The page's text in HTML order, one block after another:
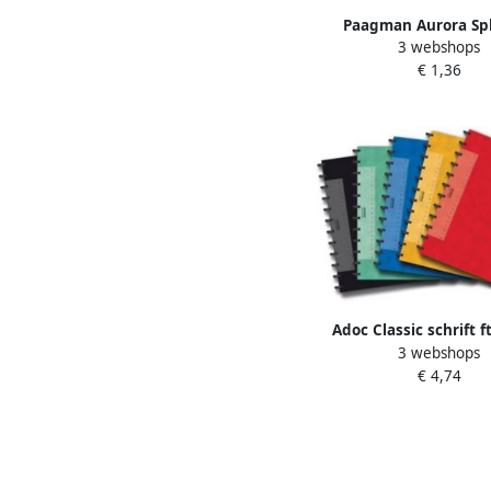
Paagman Aurora
cursusblok ft A4 70 g
gaatsperforatie
3 webshops
€ 1,36
Adoc Classic schrift
bladzijden gelijnd
kleuren
3 webshops
€ 4,74